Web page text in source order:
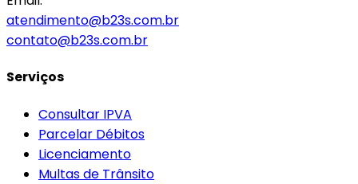
atendimento@b23s.com.br
contato@b23s.com.br
Serviços
Consultar IPVA
Parcelar Débitos
Licenciamento
Multas de Trânsito